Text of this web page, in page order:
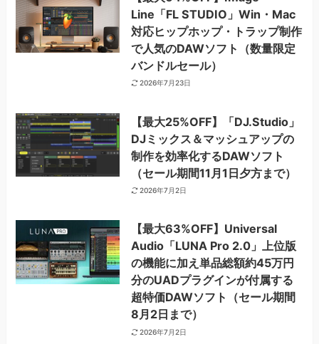
Line「FL STUDIO」Win・Mac
対応ヒップホップ・トラップ制作
で人気のDAWソフト（数量限定
バンドルセール）
2026年7月23日
【最大25%OFF】「DJ.Studio」
DJミックス＆マッシュアップの
制作を効率化するDAWソフト
（セール期間11月1日夕方まで）
2026年7月2日
【最大63%OFF】Universal
Audio「LUNA Pro 2.0」上位版
の機能に加え単品総額約45万円
分のUADプラグインが付属する
超特価DAWソフト（セール期間
8月2日まで）
2026年7月2日